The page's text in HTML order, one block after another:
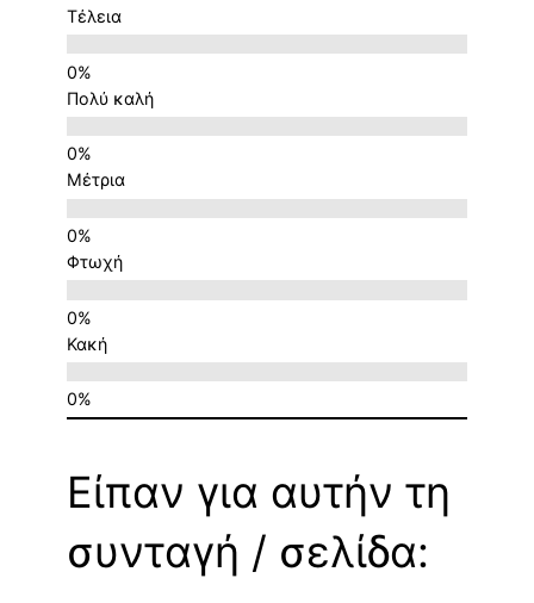
Τέλεια
Πολύ καλή
Μέτρια
Φτωχή
Κακή
Είπαν για αυτήν τη
συνταγή / σελίδα: